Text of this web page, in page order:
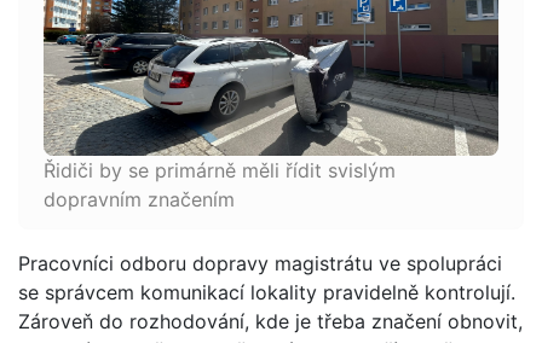
Řidiči by se primárně měli řídit svislým
dopravním značením
Pracovníci odboru dopravy magistrátu ve spolupráci
se správcem komunikací lokality pravidelně kontrolují.
Zároveň do rozhodování, kde je třeba značení obnovit,